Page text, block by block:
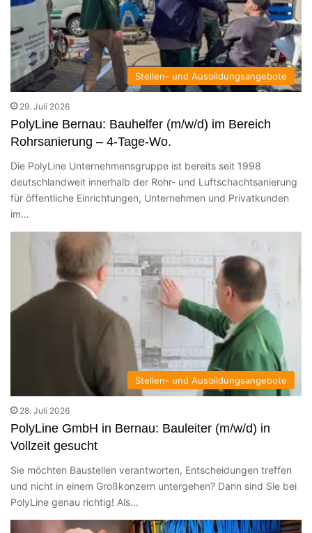
Stellen- und Ausbildungsangebote
29. Juli 2026
PolyLine Bernau: Bauhelfer (m/w/d) im Bereich
Rohrsanierung – 4-Tage-Wo.
Die PolyLine Unternehmensgruppe ist bereits seit 1998
deutschlandweit innerhalb der Rohr- und Luftschachtsanierung
für öffentliche Einrichtungen, Unternehmen und Privatkunden
im…
Stellen- und Ausbildungsangebote
28. Juli 2026
PolyLine GmbH in Bernau: Bauleiter (m/w/d) in
Vollzeit gesucht
Sie möchten Baustellen verantworten, Entscheidungen treffen
und nicht in einem Großkonzern untergehen? Dann sind Sie bei
PolyLine genau richtig! Als…